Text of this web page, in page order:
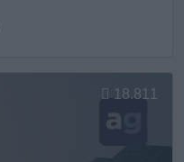
18.811